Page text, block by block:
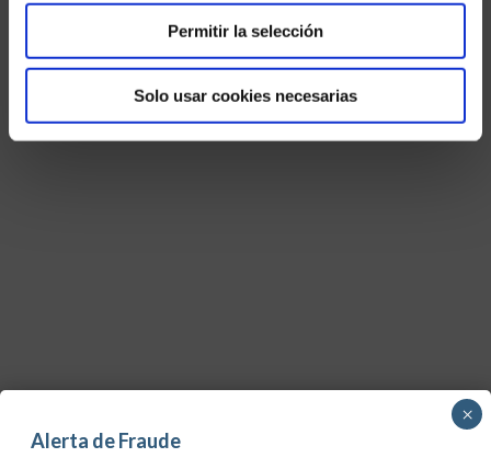
Permitir la selección
Solo usar cookies necesarias
Alerta de Fraude
×